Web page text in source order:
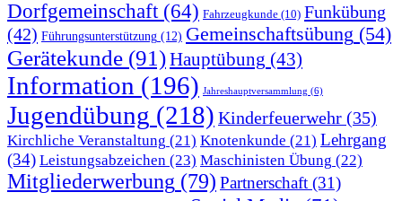
Dorfgemeinschaft (64) Fahrzeugkunde (10) Funkübung
(42) Führungsunterstützung (12) Gemeinschaftsübung (54)
Gerätekunde (91)Hauptübung (43)
Information (196) Jahreshauptversammlung (6)
Jugendübung (218) Kinderfeuerwehr (35)
Kirchliche Veranstaltung (21) Knotenkunde (21) Lehrgang
(34) Leistungsabzeichen (23) Maschinisten Übung (22)
Mitgliederwerbung (79) Partnerschaft (31)